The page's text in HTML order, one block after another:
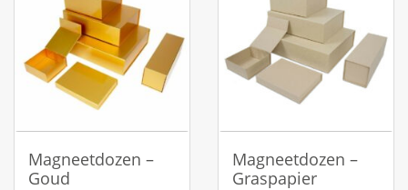
Magneetdozen –
Goud
Magneetdozen –
Graspapier